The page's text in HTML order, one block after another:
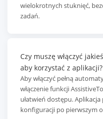
wielokrotnych stuknięć,
zadań.
Czy muszę włączyć
aby korzystać z aplikacji?
Aby włączyć pełną
włączenie funkcji
ułatwień dostępu.
konfiguracji po pierwszym